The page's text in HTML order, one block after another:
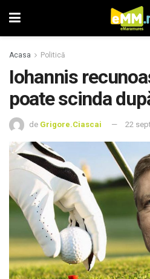
Acasa Politică
Iohannis
poate scinda
de Grigore.Ciascai 22